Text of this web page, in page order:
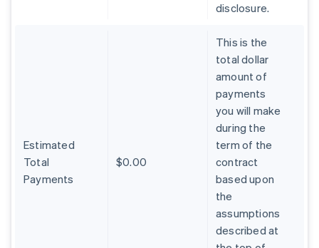
disclosure.
Estimated
Total
Payments
$0.00
This is the
total dollar
amount of
payments
you will make
during the
term of the
contract
based upon
the
assumptions
described at